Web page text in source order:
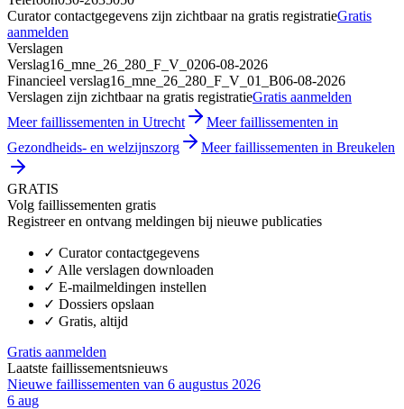
Curator contactgegevens zijn zichtbaar na gratis registratieGratis
aanmelden
Verslagen
Verslag16_mne_26_280_F_V_0206-08-2026
Financieel verslag16_mne_26_280_F_V_01_B06-08-2026
Verslagen zijn zichtbaar na gratis registratieGratis aanmelden
Meer faillissementen in Utrecht
Meer faillissementen in
Gezondheids- en welzijnszorg
Meer faillissementen in Breukelen
GRATIS
Volg faillissementen gratis
Registreer en ontvang meldingen bij nieuwe publicaties
✓ Curator contactgegevens
✓ Alle verslagen downloaden
✓ E-mailmeldingen instellen
✓ Dossiers opslaan
✓ Gratis, altijd
Gratis aanmelden
Laatste faillissementsnieuws
Nieuwe faillissementen van 6 augustus 2026
6 aug